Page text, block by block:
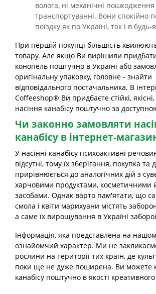
волога, ні механічні
транспортуванні. Вони спокійно
поїздку як по Україні, так і в будь-
При першій покупці більшість
товару. Але якщо Ви вирішили
конопель поштучно в Україні або
оригінальну упаковку, головне - знайти
відповідального постачальника. В
Coffeeshop® Ви придбаєте стійкі,
насіння канабісу поштучно за
Чи законно замовляти
канабісу в інтернет-
У насінні канабісу психоактивні
відсутні, тому їх зберігання, покупка та
прирівнюється до аналогічних дій з
харчовими продуктами, косметичними
засобами. Однак варто пам'ятати, що
смола і квіти марихуани містять
а саме їх вирощування в Україні
Інформація, яка представлена ​​на
ознайомчий характер. Ми не
рослини на території тих країн, де
поки ще не дуже поширена. Ви можете
канабісу поштучно в якості